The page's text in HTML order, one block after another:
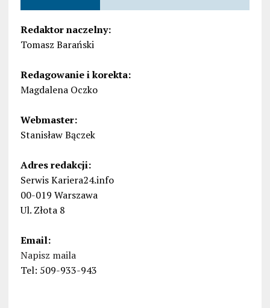
Redaktor naczelny:
Tomasz Barański
Redagowanie i korekta:
Magdalena Oczko
Webmaster:
Stanisław Bączek
Adres redakcji:
Serwis Kariera24.info
00-019 Warszawa
Ul. Złota 8
Email:
Napisz maila
Tel: 509-933-943